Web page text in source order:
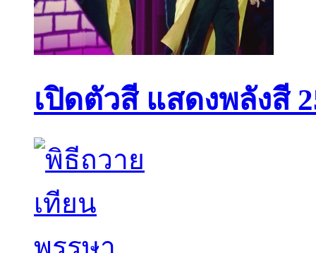
เปิดตัวสี แสดงพลังสี